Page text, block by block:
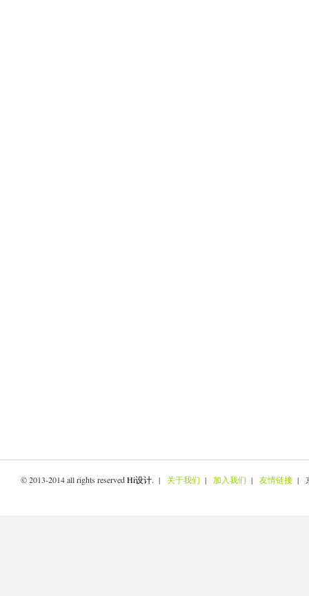
© 2013-2014 all rights reservedHi设计. | 关于我们 | 加入我们 | 友情链接 |